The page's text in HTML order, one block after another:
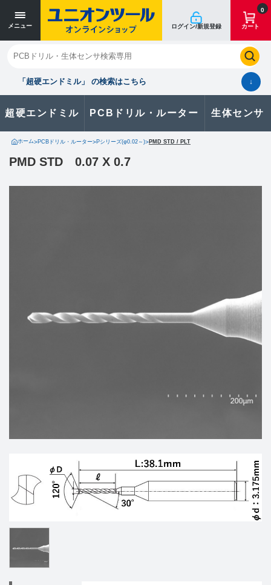
メニュー ログイン/新規登録
0
カート
「超硬エンドミル」 の検索はこちら ↓
超硬エンドミル PCBドリル・ルーター 生体センサ
閉じる
お気に入り クイックオーダー 購入履歴
製品に関するお問い合わせはこちら
お問い合わせ
ホーム>PCBドリル・ルーター>Pシリーズ(φ0.02～)> PMD STD / PLT
PMD STD 0.07 X 0.7